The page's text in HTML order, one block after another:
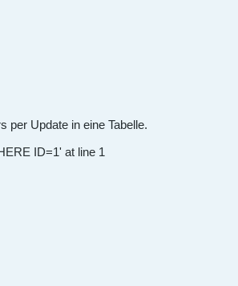
per Update in eine Tabelle.
ID=1' at line 1